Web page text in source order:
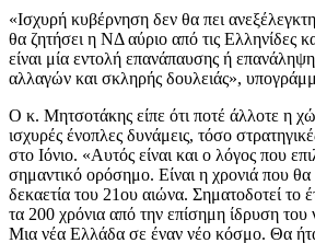
«Ισχυρή κυβέρνηση δεν θα πει
θα ζητήσει η ΝΔ αύριο από τις Ελληνίδες
είναι μία εντολή επανάπαυσης ή
αλλαγών και σκληρής δουλειάς»,
Ο κ. Μητσοτάκης είπε ότι ποτέ άλλοτε η
ισχυρές ένοπλες δυνάμεις, τόσο
στο Ιόνιο. «Αυτός είναι και ο λόγος που
σημαντικό ορόσημο. Είναι η χρονιά που
δεκαετία του 21ου αιώνα. Σηματοδοτεί το
τα 200 χρόνια από την επίσημη ίδρυση του
Μια νέα Ελλάδα σε έναν νέο κόσμο. Θα